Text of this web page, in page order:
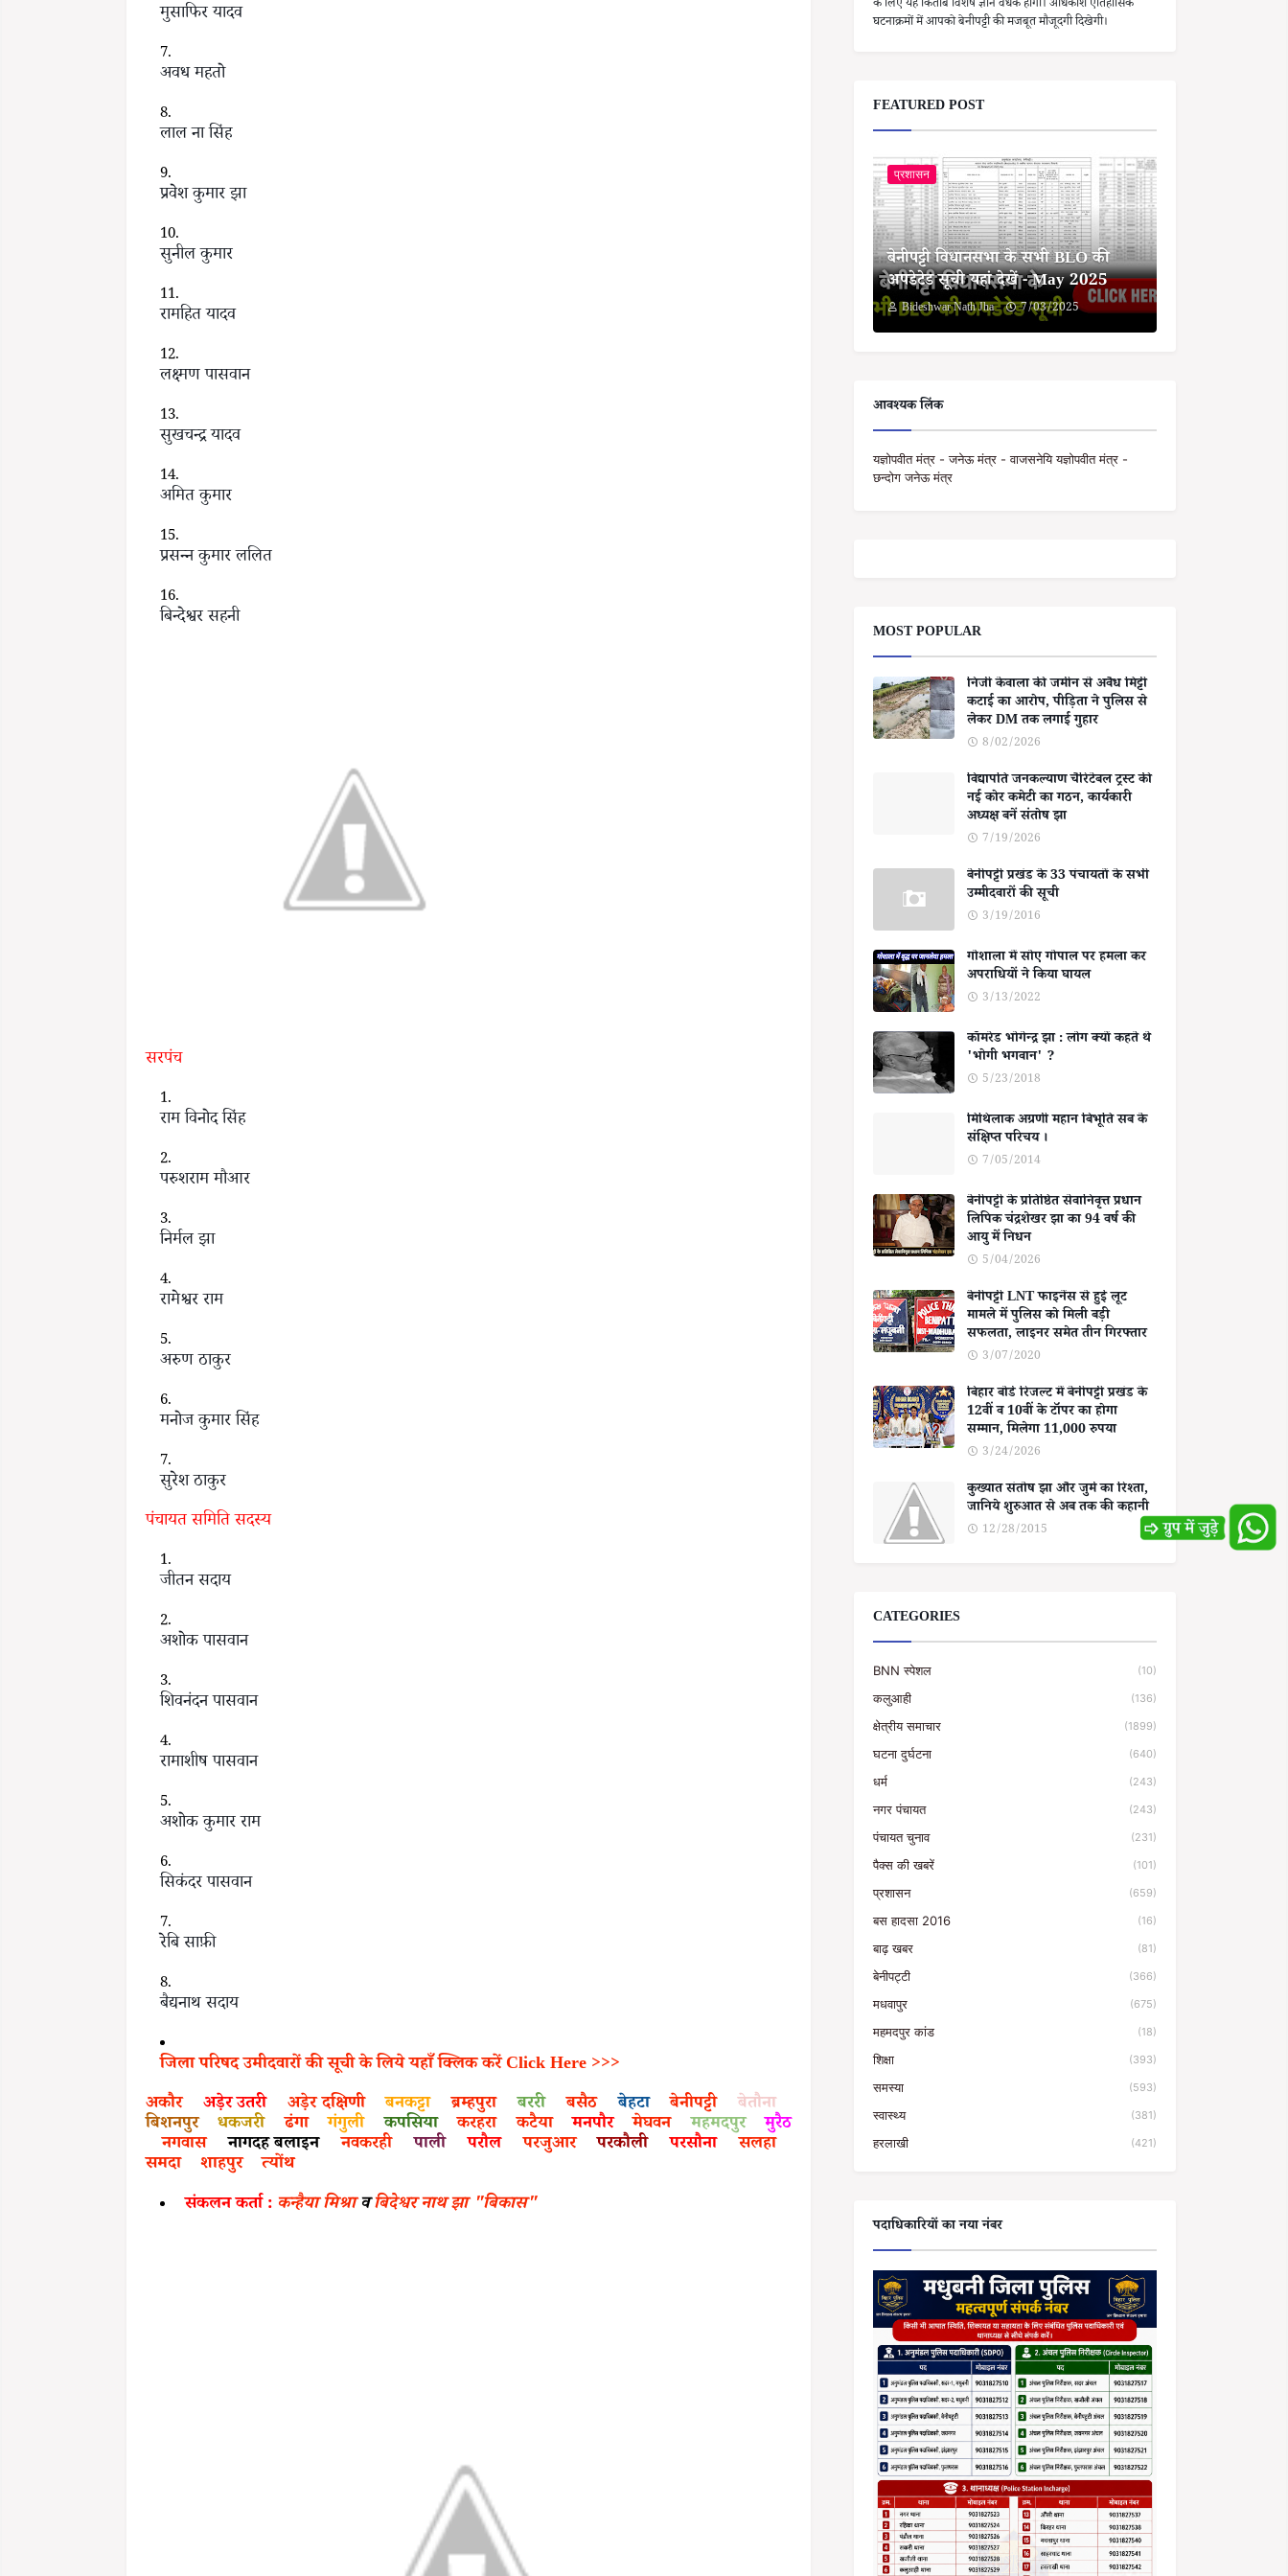
मुसाफिर यादव
अवध महतो
लाल ना सिंह
प्रवेश कुमार झा
सुनील कुमार
रामहित यादव
लक्ष्मण पासवान
सुखचन्द्र यादव
अमित कुमार
प्रसन्न कुमार ललित
बिन्देश्वर सहनी
सरपंच
राम विनोद सिंह
परुशराम मौआर
निर्मल झा
रामेश्वर राम
अरुण ठाकुर
मनोज कुमार सिंह
सुरेश ठाकुर
पंचायत समिति सदस्य
जीतन सदाय
अशोक पासवान
शिवनंदन पासवान
रामाशीष पासवान
अशोक कुमार राम
सिकंदर पासवान
रेबि साफ़ी
बैद्यनाथ सदाय
जिला परिषद उमीदवारों की सूची के लिये यहाँ क्लिक करें Click Here >>>
अकौर अड़ेर उतरी अड़ेर दक्षिणी बनकट्टा ब्रम्हपुराबररी बसैठ बेहटा बेनीपट्टीबेतौना
बिशनपुर धकजरी ढंगागंगुली कपसिया करहराकटैयामनपौर मेघवन महमदपुर मुरैठ
नगवास नागदह बलाइन नवकरहीपाली परौल परजुआर परकौली परसौना सलहा
समदा शाहपुरत्योंथ
संकलन कर्ता : कन्हैया मिश्रावबिदेश्वर नाथ झा "बिकास"
के लिए यह किताब विशेष ज्ञान वर्धक होगी। अधिकांश ऐतिहासिक
घटनाक्रमों में आपको बेनीपट्टी की मजबूत मौजूदगी दिखेगी।
FEATURED POST
प्रशासन
बेनीपट्टी विधानसभा के सभी BLO की
अपडेटेड सूची यहां देखें - May 2025
Bideshwar Nath Jha 7/03/2025
आवश्यक लिंक
यज्ञोपवीत मंत्र - जनेऊ मंत्र - वाजसनेयि यज्ञोपवीत मंत्र -
छन्दोग जनेऊ मंत्र
MOST POPULAR
निजी केवाला की जमीन से अवैध मिट्टी
कटाई का आरोप, पीड़िता ने पुलिस से
लेकर DM तक लगाई गुहार
8/02/2026
विद्यापति जनकल्याण चैरिटेबल ट्रस्ट की
नई कोर कमेटी का गठन, कार्यकारी
अध्यक्ष बनें संतोष झा
7/19/2026
बेनीपट्टी प्रखंड के 33 पंचायतों के सभी
उम्मीदवारों की सूची
3/19/2016
गोशाला में सोए गोपाल पर हमला कर
अपराधियों ने किया घायल
3/13/2022
कॉमरेड भोगेन्द्र झा : लोग क्यों कहते थे
'भोगी भगवान' ?
5/23/2018
मिथिलाक अग्रणी महान बिभूति सब के
संक्षिप्त परिचय ।
7/05/2014
बेनीपट्टी के प्रतिष्ठित सेवानिवृत्त प्रधान
लिपिक चंद्रशेखर झा का 94 वर्ष की
आयु में निधन
5/04/2026
बेनीपट्टी LNT फाइनेंस से हुई लूट
मामले में पुलिस को मिली बड़ी
सफलता, लाइनर समेत तीन गिरफ्तार
3/07/2020
बिहार बोर्ड रिजल्ट में बेनीपट्टी प्रखंड के
12वीं व 10वीं के टॉपर का होगा
सम्मान, मिलेगा 11,000 रुपया
3/24/2026
कुख्यात संतोष झा और जुर्म का रिश्ता,
जानिये शुरुआत से अब तक की कहानी
12/28/2015
CATEGORIES
BNN स्पेशल (10)
कलुआही (136)
क्षेत्रीय समाचार (1899)
घटना दुर्घटना (640)
धर्म (243)
नगर पंचायत (243)
पंचायत चुनाव (231)
पैक्स की खबरें (101)
प्रशासन (659)
बस हादसा 2016 (16)
बाढ़ खबर (81)
बेनीपट्टी (366)
मधवापुर (675)
महमदपुर कांड (18)
शिक्षा (393)
समस्या (593)
स्वास्थ्य (381)
हरलाखी (421)
पदाधिकारियों का नया नंबर